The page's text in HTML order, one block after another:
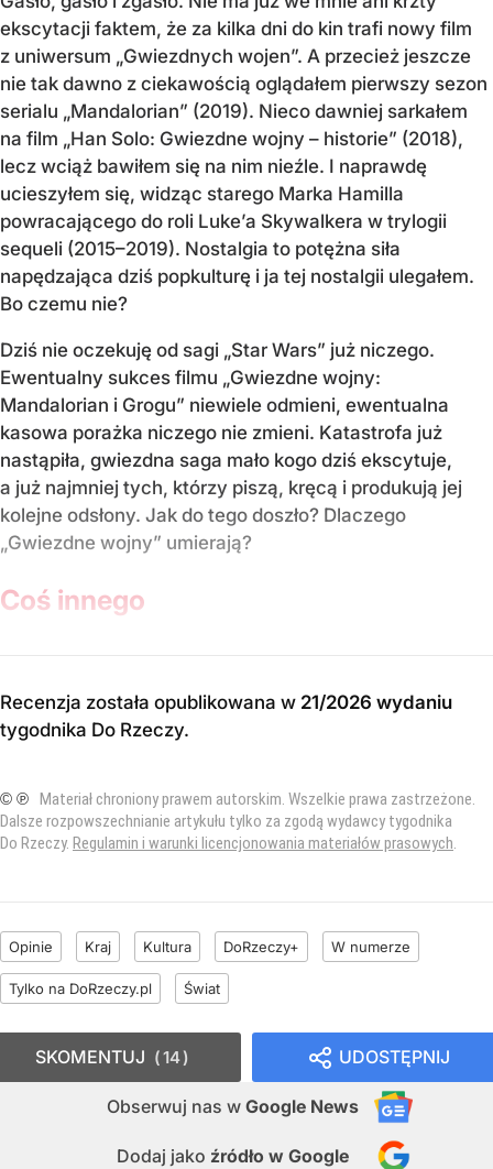
ekscytacji faktem, że za kilka dni do kin trafi nowy film
z uniwersum „Gwiezdnych wojen”. A przecież jeszcze
nie tak dawno z ciekawością oglądałem pierwszy sezon
serialu „Mandalorian” (2019). Nieco dawniej sarkałem
na film „Han Solo: Gwiezdne wojny – historie” (2018),
lecz wciąż bawiłem się na nim nieźle. I naprawdę
ucieszyłem się, widząc starego Marka Hamilla
powracającego do roli Luke’a Skywalkera w trylogii
sequeli (2015–2019). Nostalgia to potężna siła
napędzająca dziś popkulturę i ja tej nostalgii ulegałem.
Bo czemu nie?
Dziś nie oczekuję od sagi „Star Wars” już niczego.
Ewentualny sukces filmu „Gwiezdne wojny:
Mandalorian i Grogu” niewiele odmieni, ewentualna
kasowa porażka niczego nie zmieni. Katastrofa już
nastąpiła, gwiezdna saga mało kogo dziś ekscytuje,
a już najmniej tych, którzy piszą, kręcą i produkują jej
kolejne odsłony. Jak do tego doszło? Dlaczego
„Gwiezdne wojny” umierają?
Coś innego
Recenzja została opublikowana w 21/2026 wydaniu
tygodnika Do Rzeczy.
© ℗
Materiał chroniony prawem autorskim. Wszelkie prawa zastrzeżone.
Dalsze rozpowszechnianie artykułu tylko za zgodą wydawcy tygodnika
Do Rzeczy. Regulamin i warunki licencjonowania materiałów prasowych.
Opinie Kraj Kultura DoRzeczy+ W numerze
Tylko na DoRzeczy.pl Świat
UDOSTĘPNIJ
Obserwuj nas w Google News
Dodaj jako źródło w Google
SKOMENTUJ 14